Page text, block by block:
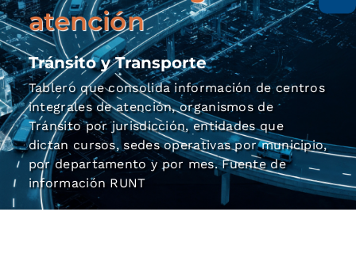
atención
Tránsito y Transporte
Tablero que consolida información de centros
integrales de atención, organismos de
Tránsito por jurisdicción, entidades que
dictan cursos, sedes operativas por municipio,
por departamento y por mes. Fuente de
información RUNT